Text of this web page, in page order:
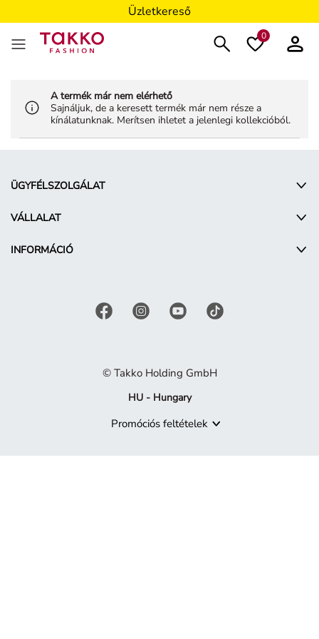
Üzletkereső
0
A termék már nem elérhető
Sajnáljuk, de a keresett termék már nem része a
kínálatunknak. Merítsen ihletet a jelenlegi kollekcióból.
ÜGYFÉLSZOLGÁLAT
VÁLLALAT
INFORMÁCIÓ
© Takko Holding GmbH
HU - Hungary
Promóciós feltételek